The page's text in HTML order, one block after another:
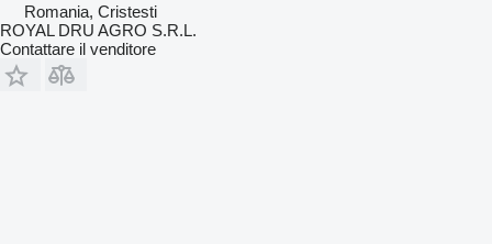
Romania, Cristesti
ROYAL DRU AGRO S.R.L.
Contattare il venditore